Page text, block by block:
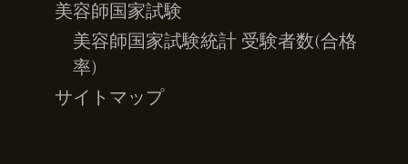
美容師国家試験
美容師国家試験統計 受験者数(合格
率)
サイトマップ